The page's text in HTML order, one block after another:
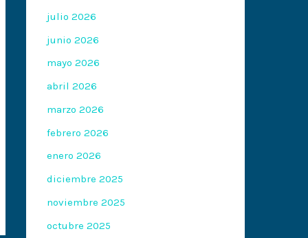
julio 2026
junio 2026
mayo 2026
abril 2026
marzo 2026
febrero 2026
enero 2026
diciembre 2025
noviembre 2025
octubre 2025